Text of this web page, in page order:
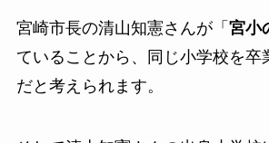
宮崎市長の清山知憲さんが「 宮小
ていることから、同じ小学校を卒
だと考えられます。